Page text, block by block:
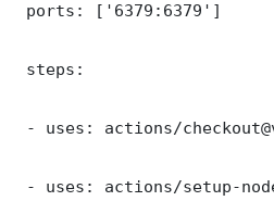
ports: ['6379:6379']
steps:
- uses: actions/
- uses: actions/setup-